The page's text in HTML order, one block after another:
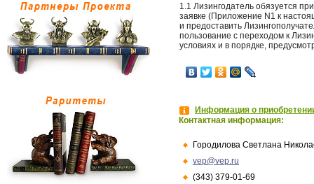
1.1 Лизингодатель обязуется
заявке (Приложение N1 к
и предоставить
пользование с переходом к
условиях и в порядке,
Информация о
Контактная информация:
Городилова Светлана
vep@vep.ru
(343) 379-01-69